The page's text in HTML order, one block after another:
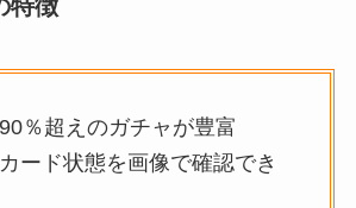
特徴
％超えのガチャが豊富
ード状態を画像で確認でき